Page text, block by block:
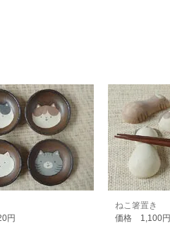
円
ねこ箸置き
価格 1,100円